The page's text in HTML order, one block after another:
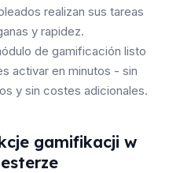
realizan sus tareas
y rapidez.
de gamificación listo
activar en minutos - sin
y sin costes adicionales.
gamifikacji w